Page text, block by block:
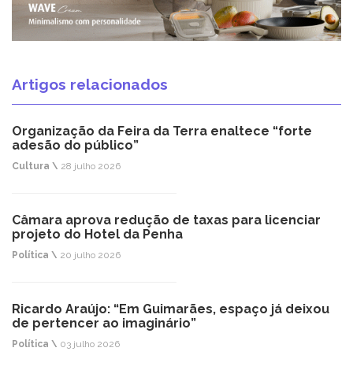
Artigos relacionados
Organização da Feira da Terra enaltece “forte
adesão do público”
Cultura \ 28 julho 2026
Câmara aprova redução de taxas para licenciar
projeto do Hotel da Penha
Política \ 20 julho 2026
Ricardo Araújo: “Em Guimarães, espaço já deixou
de pertencer ao imaginário”
Política \ 03 julho 2026